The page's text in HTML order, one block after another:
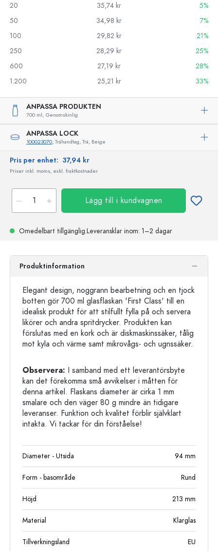
20
35,74 kr
5%
50
34,98 kr
7%
100
29,82 kr
21%
250
28,29 kr
25%
600
27,19 kr
28%
1.200
25,21 kr 33%
ANPASSA PRODUKTEN
700 ml, Genomskinlig
ANPASSA LOCK
100023070, Trähandtag, Trä, Beige
Pris per enhet: 37,94 kr
Priser inkl. moms, exkl. fraktkostnader
Lägg till i kundvagnen
Omedelbart tillgänglig.Leveransklar inom: 1–2 dagar
Produktinformation
Elegant design, noggrann bearbetning och en tjock
botten gör 700 ml glasflaskan 'First Class' till en
idealisk produkt för att stilfullt fylla på och servera
likörer och andra spritdrycker. Produkten kan
förslutas med en kork och är diskmaskinssäker, tålig
mot kyla och värme samt mikrovågs- och ugnssäker.
Observera: I samband med ett leverantörsbyte
kan det förekomma små avvikelser i måtten för
denna artikel. Flaskans diameter är cirka 1 mm
smalare och den väger 80 g mindre än tidigare
leveranser. Funktion och kvalitet förblir självklart
intakta. Vi tackar för din förståelse!
Diameter - Utsida 94 mm
Form - basområde Rund
Höjd 213 mm
Material Klarglas
Tillverkningsland EU